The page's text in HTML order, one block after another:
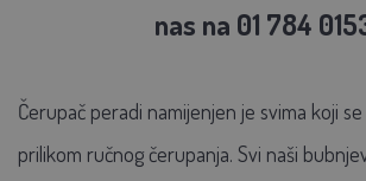
nas na 01 784
Čerupač peradi namijenjen je svima koji
prilikom ručnog čerupanja. Svi naši